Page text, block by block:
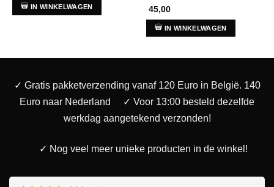
IN WINKELWAGEN
Gewaardeerd
5uit 5
45,00
IN WINKELWAGEN
✓ Gratis pakketverzending vanaf 120 Euro in België. 140
Euro naar Nederland
✓ Voor 13:00 besteld dezelfde
werkdag aangetekend verzonden!
✓ Nog veel meer unieke producten in de winkel!